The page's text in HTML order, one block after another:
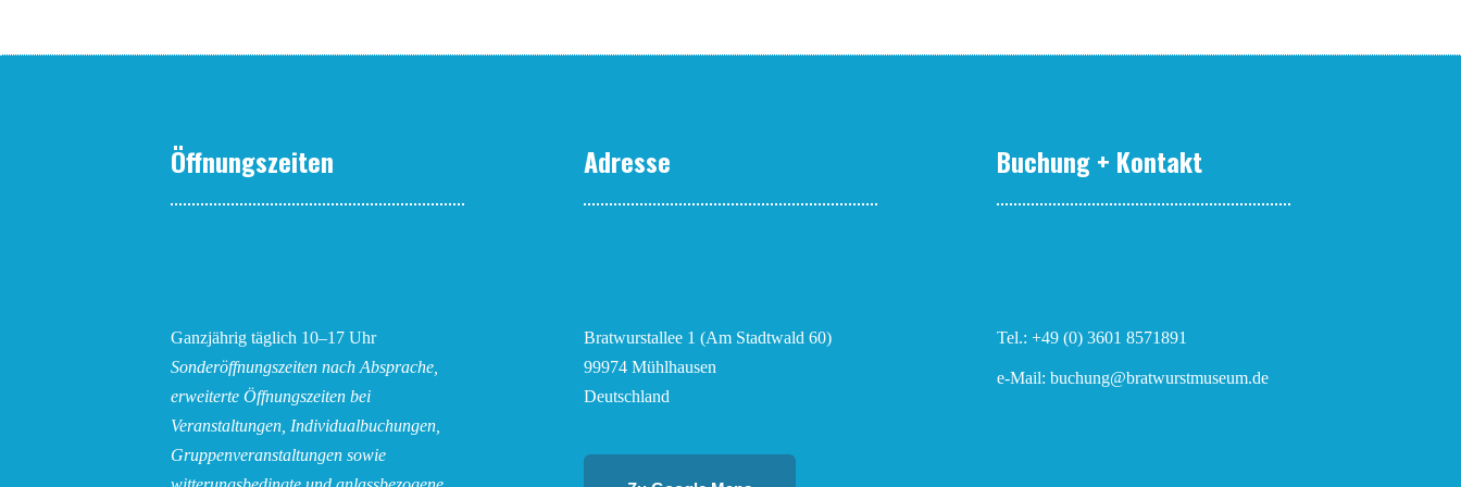
Öffnungszeiten
Ganzjährig täglich 10–17 Uhr
Sonderöffnungszeiten nach Absprache,
erweiterte Öffnungszeiten bei
Veranstaltungen, Individualbuchungen,
Gruppenveranstaltungen sowie
Adresse
Bratwurstallee 1 (Am Stadtwald 60)
99974 Mühlhausen
Deutschland
Buchung + Kontakt
Tel.: +49 (0) 3601 8571891
e-Mail: buchung@bratwurstmuseum.de